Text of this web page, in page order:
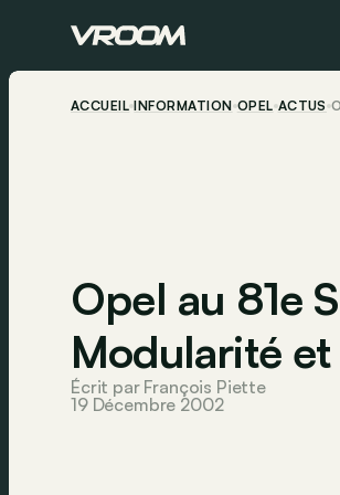
ACCUEIL INFORMATION OPEL ACTUS
Opel au 81e
Modularité
Écrit par François Piette
19 Décembre 2002